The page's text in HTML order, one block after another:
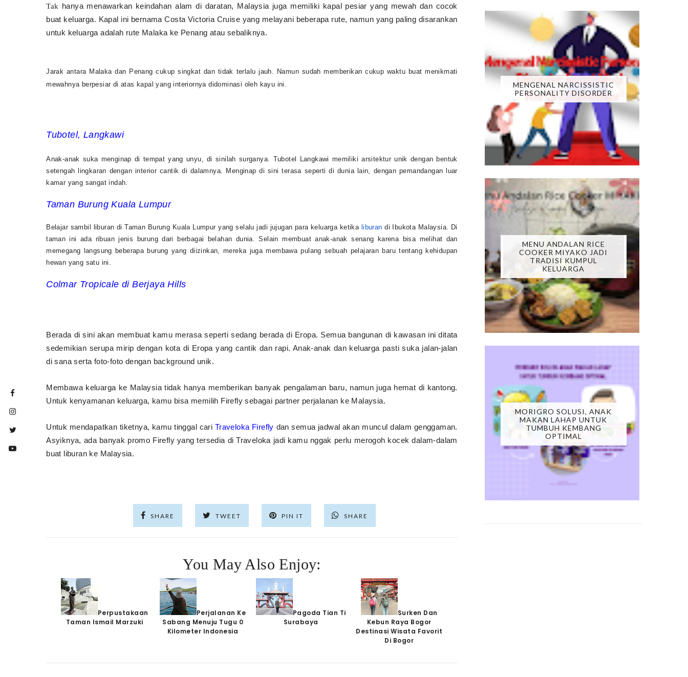
Tak hanya menawarkan keindahan alam di daratan, Malaysia juga memiliki kapal pesiar yang mewah dan cocok
buat keluarga. Kapal ini bernama Costa Victoria Cruise yang melayani beberapa rute, namun yang paling disarankan
untuk keluarga adalah rute Malaka ke Penang atau sebaliknya.
Jarak antara Malaka dan Penang cukup singkat dan tidak terlalu jauh. Namun sudah memberikan cukup waktu buat menikmati
mewahnya berpesiar di atas kapal yang interiornya didominasi oleh kayu ini.
Tubotel, Langkawi
Anak-anak suka menginap di tempat yang unyu, di sinilah surganya. Tubotel Langkawi memiliki arsitektur unik dengan bentuk
setengah lingkaran dengan interior cantik di dalamnya. Menginap di sini terasa seperti di dunia lain, dengan pemandangan luar
kamar yang sangat indah.
Taman Burung Kuala Lumpur
Belajar sambil liburan di Taman Burung Kuala Lumpur yang selalu jadi jujugan para keluarga ketika liburan di Ibukota Malaysia. Di
taman ini ada ribuan jenis burung dari berbagai belahan dunia. Selain membuat anak-anak senang karena bisa melihat dan
memegang langsung beberapa burung yang diizinkan, mereka juga membawa pulang sebuah pelajaran baru tentang kehidupan
hewan yang satu ini.
Colmar Tropicale di Berjaya Hills
Berada di sini akan membuat kamu merasa seperti sedang berada di Eropa. Semua bangunan di kawasan ini ditata
sedemikian serupa mirip dengan kota di Eropa yang cantik dan rapi. Anak-anak dan keluarga pasti suka jalan-jalan
di sana serta foto-foto dengan background unik.
Membawa keluarga ke Malaysia tidak hanya memberikan banyak pengalaman baru, namun juga hemat di kantong.
Untuk kenyamanan keluarga, kamu bisa memilih Firefly sebagai partner perjalanan ke Malaysia.
Untuk mendapatkan tiketnya, kamu tinggal cari Traveloka Firefly dan semua jadwal akan muncul dalam genggaman.
Asyiknya, ada banyak promo Firefly yang tersedia di Traveloka jadi kamu nggak perlu merogoh kocek dalam-dalam
buat liburan ke Malaysia.
SHARE TWEET PIN IT SHARE
You May Also Enjoy:
Perpustakaan
Taman Ismail Marzuki
Perjalanan Ke
Sabang Menuju Tugu 0
Kilometer Indonesia
Pagoda Tian Ti
Surabaya
Surken Dan
Kebun Raya Bogor
Destinasi Wisata Favorit
Di Bogor
MENGENAL NARCISSISTIC
PERSONALITY DISORDER
MENU ANDALAN RICE
COOKER MIYAKO JADI
TRADISI KUMPUL
KELUARGA
MORIGRO SOLUSI, ANAK
MAKAN LAHAP UNTUK
TUMBUH KEMBANG
OPTIMAL